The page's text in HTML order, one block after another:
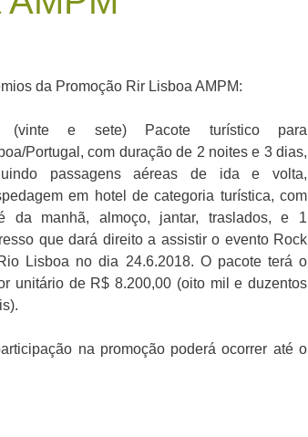
da Promoção Rir Lisboa AMPM:
(vinte e sete) Pacote turístico para
Portugal, com duração de 2 noites e 3 dias,
passagens aéreas de ida e volta,
em hotel de categoria turística, com
da manhã, almoço, jantar, traslados, e 1
que dará direito a assistir o evento Rock
Lisboa no dia 24.6.2018. O pacote terá o
unitário de R$ 8.200,00 (oito mil e duzentos
na promoção poderá ocorrer até o